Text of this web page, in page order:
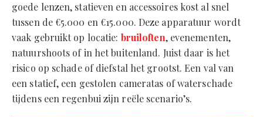
goede lenzen, statieven en accessoires kost al snel
tussen de €5.000 en €15.000. Deze apparatuur wordt
vaak gebruikt op locatie: bruiloften, evenementen,
natuurshoots of in het buitenland. Juist daar is het
risico op schade of diefstal het grootst. Een val van
een statief, een gestolen cameratas of waterschade
tijdens een regenbui zijn reële scenario’s.